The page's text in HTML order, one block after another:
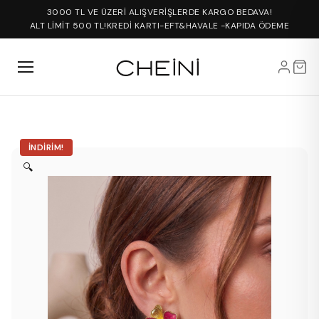
3000 TL VE ÜZERİ ALIŞVERİŞLERDE KARGO BEDAVA!
ALT LİMİT 500 TL!KREDİ KARTI-EFT&HAVALE -KAPIDA ÖDEME
İNDIRIM!
🔍